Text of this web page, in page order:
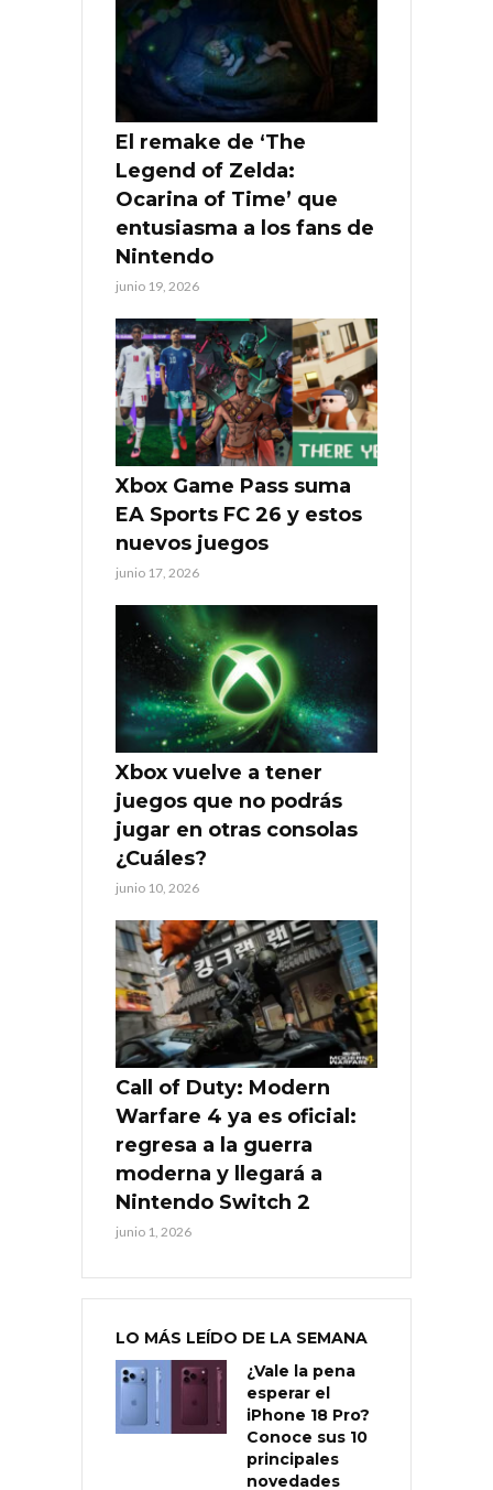
El remake de ‘The
Legend of Zelda:
Ocarina of Time’ que
entusiasma a los fans de
Nintendo
junio 19, 2026
Xbox Game Pass suma
EA Sports FC 26 y estos
nuevos juegos
junio 17, 2026
Xbox vuelve a tener
juegos que no podrás
jugar en otras consolas
¿Cuáles?
junio 10, 2026
Call of Duty: Modern
Warfare 4 ya es oficial:
regresa a la guerra
moderna y llegará a
Nintendo Switch 2
junio 1, 2026
LO MÁS LEÍDO DE LA SEMANA
¿Vale la pena
esperar el
iPhone 18 Pro?
Conoce sus 10
principales
novedades